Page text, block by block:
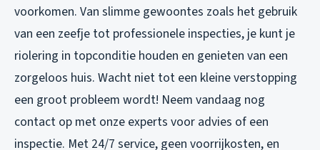
voorkomen. Van slimme gewoontes zoals het gebruik
van een zeefje tot professionele inspecties, je kunt je
riolering in topconditie houden en genieten van een
zorgeloos huis. Wacht niet tot een kleine verstopping
een groot probleem wordt! Neem vandaag nog
contact op met onze experts voor advies of een
inspectie. Met 24/7 service, geen voorrijkosten, en